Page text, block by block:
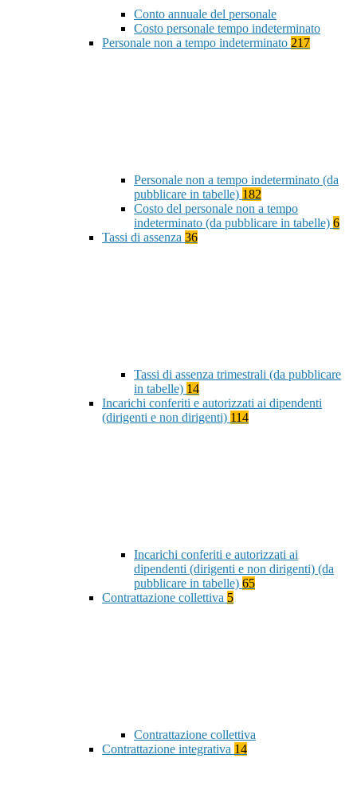
Conto annuale del personale
Costo personale tempo indeterminato
Personale non a tempo indeterminato 217
Personale non a tempo indeterminato (da
pubblicare in tabelle) 182
Costo del personale non a tempo
indeterminato (da pubblicare in tabelle) 6
Tassi di assenza 36
Tassi di assenza trimestrali (da pubblicare
in tabelle) 14
Incarichi conferiti e autorizzati ai dipendenti
(dirigenti e non dirigenti) 114
Incarichi conferiti e autorizzati ai
dipendenti (dirigenti e non dirigenti) (da
pubblicare in tabelle) 65
Contrattazione collettiva 5
Contrattazione collettiva
Contrattazione integrativa 14